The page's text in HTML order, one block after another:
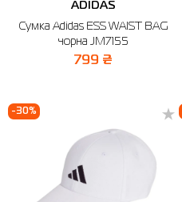
ADIDAS
Сумка Adidas ESS WAIST BAG
чорна JM7155
799 ₴
-30%